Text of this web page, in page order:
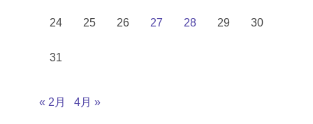
24 25 26 27 28 29 30
31
« 2月 4月 »